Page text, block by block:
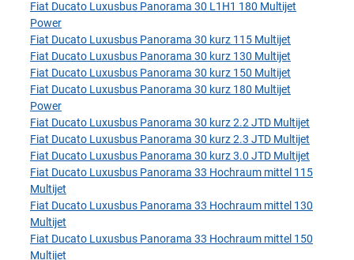
Fiat Ducato Luxusbus Panorama 30 L1H1 180 Multijet
Power
Fiat Ducato Luxusbus Panorama 30 kurz 115 Multijet
Fiat Ducato Luxusbus Panorama 30 kurz 130 Multijet
Fiat Ducato Luxusbus Panorama 30 kurz 150 Multijet
Fiat Ducato Luxusbus Panorama 30 kurz 180 Multijet
Power
Fiat Ducato Luxusbus Panorama 30 kurz 2.2 JTD Multijet
Fiat Ducato Luxusbus Panorama 30 kurz 2.3 JTD Multijet
Fiat Ducato Luxusbus Panorama 30 kurz 3.0 JTD Multijet
Fiat Ducato Luxusbus Panorama 33 Hochraum mittel 115
Multijet
Fiat Ducato Luxusbus Panorama 33 Hochraum mittel 130
Multijet
Fiat Ducato Luxusbus Panorama 33 Hochraum mittel 150
Multijet